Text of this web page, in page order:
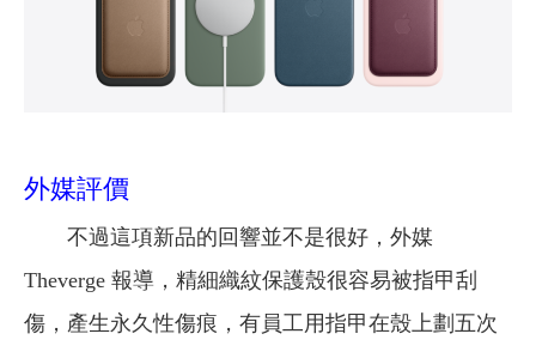
外媒評價
不過這項新品的回響並不是很好，外媒
Theverge 報導，精細織紋保護殼很容易被指甲刮
傷，產生永久性傷痕，有員工用指甲在殼上劃五次